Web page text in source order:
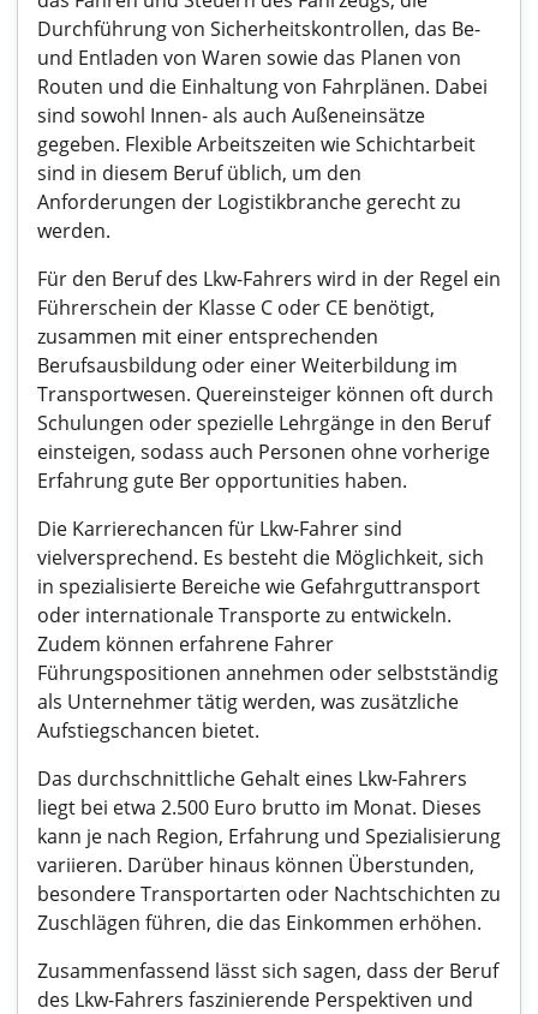
Durchführung von Sicherheitskontrollen, das Be-
und Entladen von Waren sowie das Planen von
Routen und die Einhaltung von Fahrplänen. Dabei
sind sowohl Innen- als auch Außeneinsätze
gegeben. Flexible Arbeitszeiten wie Schichtarbeit
sind in diesem Beruf üblich, um den
Anforderungen der Logistikbranche gerecht zu
werden.
Für den Beruf des Lkw-Fahrers wird in der Regel ein
Führerschein der Klasse C oder CE benötigt,
zusammen mit einer entsprechenden
Berufsausbildung oder einer Weiterbildung im
Transportwesen. Quereinsteiger können oft durch
Schulungen oder spezielle Lehrgänge in den Beruf
einsteigen, sodass auch Personen ohne vorherige
Erfahrung gute Ber opportunities haben.
Die Karrierechancen für Lkw-Fahrer sind
vielversprechend. Es besteht die Möglichkeit, sich
in spezialisierte Bereiche wie Gefahrguttransport
oder internationale Transporte zu entwickeln.
Zudem können erfahrene Fahrer
Führungspositionen annehmen oder selbstständig
als Unternehmer tätig werden, was zusätzliche
Aufstiegschancen bietet.
Das durchschnittliche Gehalt eines Lkw-Fahrers
liegt bei etwa 2.500 Euro brutto im Monat. Dieses
kann je nach Region, Erfahrung und Spezialisierung
variieren. Darüber hinaus können Überstunden,
besondere Transportarten oder Nachtschichten zu
Zuschlägen führen, die das Einkommen erhöhen.
Zusammenfassend lässt sich sagen, dass der Beruf
des Lkw-Fahrers faszinierende Perspektiven und